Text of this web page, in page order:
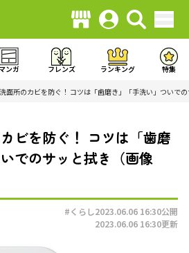
マンガ フレンズ ランキング 特集
面所のカビを防ぐ！ コツは「歯磨き」「手洗い」ついで
ビを防ぐ！ コツは「歯磨
でのサッと拭き（画像
#くらし2023.06.06 16:30公開
2023.06.06 16:30更新